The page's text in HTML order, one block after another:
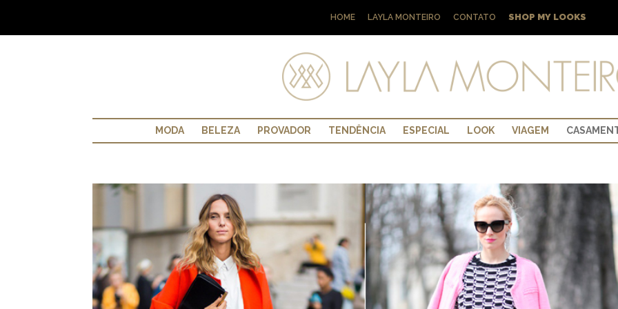
HOME LAYLA MONTEIRO CONTATO SHOP MY LOOKS
MODA BELEZA PROVADOR TENDÊNCIA ESPECIAL LOOK VIAGEM